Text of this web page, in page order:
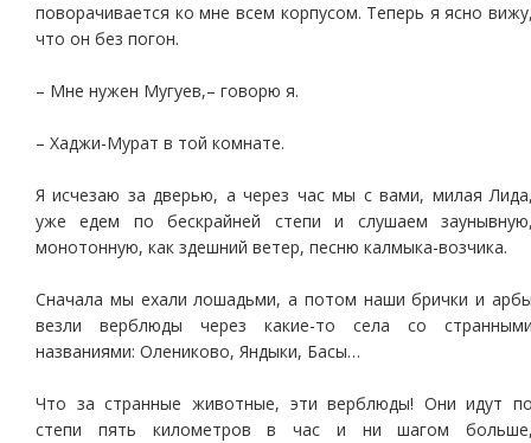
поворачивается ко мне всем корпусом. Теперь я ясно
что он без погон.
– Мне нужен Мугуев,– говорю я.
– Хаджи-Мурат в той комнате.
Я исчезаю за дверью, а через час мы с вами, милая
уже едем по бескрайней степи и слушаем
монотонную, как здешний ветер, песню калмыка-возчика.
Сначала мы ехали лошадьми, а потом наши брички и
везли верблюды через какие-то села со
названиями: Олениково, Яндыки, Басы…
Что за странные животные, эти верблюды! Они идут
степи пять километров в час и ни шагом